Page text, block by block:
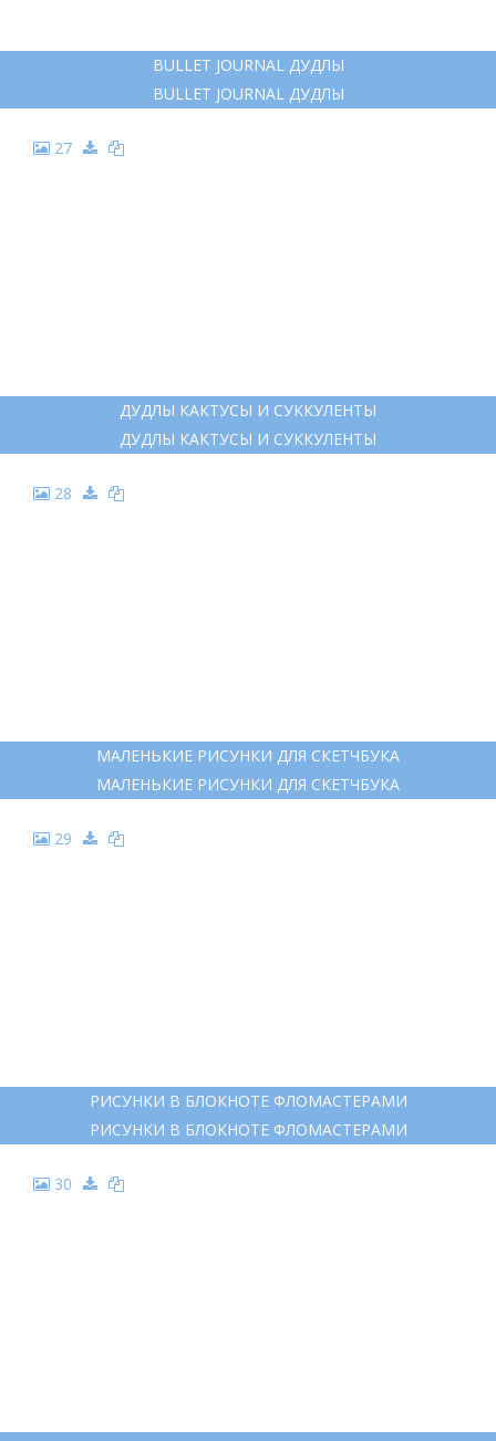
BULLET JOURNAL ДУДЛЫ
BULLET JOURNAL ДУДЛЫ
27
ДУДЛЫ КАКТУСЫ И СУККУЛЕНТЫ
ДУДЛЫ КАКТУСЫ И СУККУЛЕНТЫ
28
МАЛЕНЬКИЕ РИСУНКИ ДЛЯ СКЕТЧБУКА
МАЛЕНЬКИЕ РИСУНКИ ДЛЯ СКЕТЧБУКА
29
РИСУНКИ В БЛОКНОТЕ ФЛОМАСТЕРАМИ
РИСУНКИ В БЛОКНОТЕ ФЛОМАСТЕРАМИ
30